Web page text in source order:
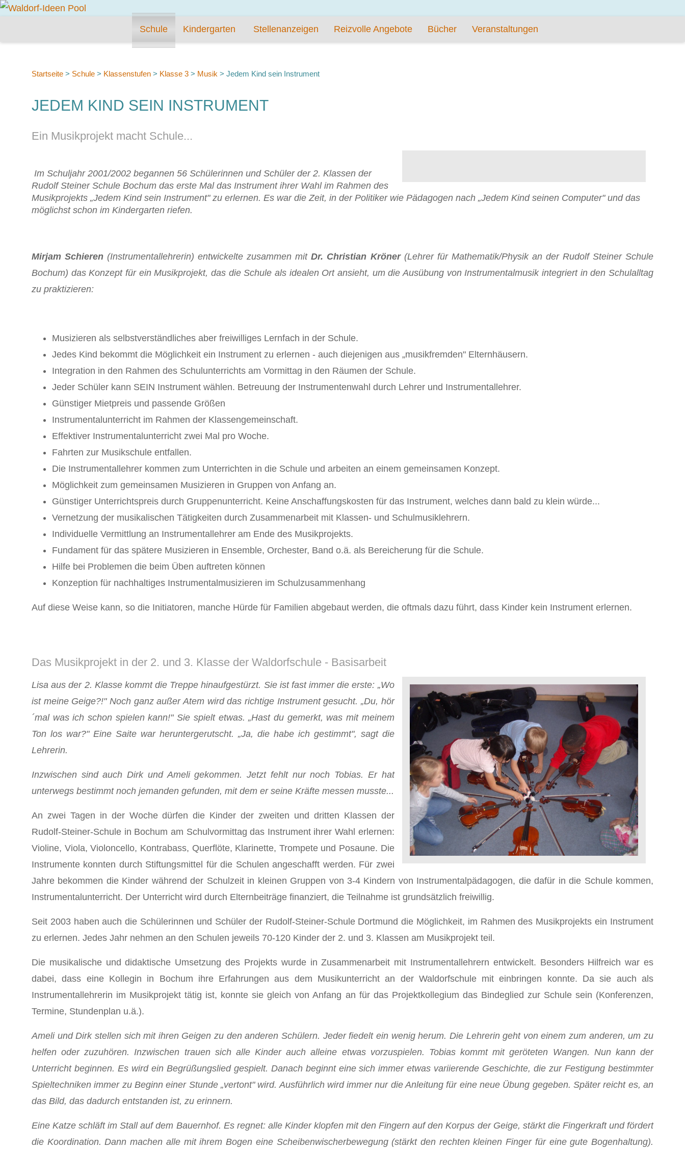
Schule Kindergarten Stellenanzeigen Reizvolle Angebote Bücher Veranstaltungen
Startseite > Schule > Klassenstufen > Klasse 3 > Musik > Jedem Kind sein Instrument
JEDEM KIND SEIN INSTRUMENT
Ein Musikprojekt macht Schule...
Im Schuljahr 2001/2002 begannen 56 Schülerinnen und Schüler der 2. Klassen der
Rudolf Steiner Schule Bochum das erste Mal das Instrument ihrer Wahl im Rahmen des
Musikprojekts „Jedem Kind sein Instrument" zu erlernen. Es war die Zeit, in der Politiker wie Pädagogen nach „Jedem Kind seinen Computer" und das
möglichst schon im Kindergarten riefen.
Mirjam Schieren (Instrumentallehrerin) entwickelte zusammen mitDr. Christian Kröner(Lehrer für Mathematik/Physik an der Rudolf Steiner Schule
Bochum) das Konzept für ein Musikprojekt, das die Schule als idealen Ort ansieht, um die Ausübung von Instrumentalmusik integriert in den Schulalltag
zu praktizieren:
Musizieren als selbstverständliches aber freiwilliges Lernfach in der Schule.
Jedes Kind bekommt die Möglichkeit ein Instrument zu erlernen - auch diejenigen aus „musikfremden" Elternhäusern.
Integration in den Rahmen des Schulunterrichts am Vormittag in den Räumen der Schule.
Jeder Schüler kann SEIN Instrument wählen. Betreuung der Instrumentenwahl durch Lehrer und Instrumentallehrer.
Günstiger Mietpreis und passende Größen
Instrumentalunterricht im Rahmen der Klassengemeinschaft.
Effektiver Instrumentalunterricht zwei Mal pro Woche.
Fahrten zur Musikschule entfallen.
Die Instrumentallehrer kommen zum Unterrichten in die Schule und arbeiten an einem gemeinsamen Konzept.
Möglichkeit zum gemeinsamen Musizieren in Gruppen von Anfang an.
Günstiger Unterrichtspreis durch Gruppenunterricht. Keine Anschaffungskosten für das Instrument, welches dann bald zu klein würde...
Vernetzung der musikalischen Tätigkeiten durch Zusammenarbeit mit Klassen- und Schulmusiklehrern.
Individuelle Vermittlung an Instrumentallehrer am Ende des Musikprojekts.
Fundament für das spätere Musizieren in Ensemble, Orchester, Band o.ä. als Bereicherung für die Schule.
Hilfe bei Problemen die beim Üben auftreten können
Konzeption für nachhaltiges Instrumentalmusizieren im Schulzusammenhang
Auf diese Weise kann, so die Initiatoren, manche Hürde für Familien abgebaut werden, die oftmals dazu führt, dass Kinder kein Instrument erlernen.
Das Musikprojekt in der 2. und 3. Klasse der Waldorfschule - Basisarbeit
Lisa aus der 2. Klasse kommt die Treppe hinaufgestürzt. Sie ist fast immer die erste: „Wo
ist meine Geige?!" Noch ganz außer Atem wird das richtige Instrument gesucht. „Du, hör
´mal was ich schon spielen kann!" Sie spielt etwas. „Hast du gemerkt, was mit meinem
Ton los war?" Eine Saite war heruntergerutscht. „Ja, die habe ich gestimmt", sagt die
Lehrerin.
Inzwischen sind auch Dirk und Ameli gekommen. Jetzt fehlt nur noch Tobias. Er hat
unterwegs bestimmt noch jemanden gefunden, mit dem er seine Kräfte messen musste...
An zwei Tagen in der Woche dürfen die Kinder der zweiten und dritten Klassen der
Rudolf-Steiner-Schule in Bochum am Schulvormittag das Instrument ihrer Wahl erlernen:
Violine, Viola, Violoncello, Kontrabass, Querflöte, Klarinette, Trompete und Posaune. Die
Instrumente konnten durch Stiftungsmittel für die Schulen angeschafft werden. Für zwei
Jahre bekommen die Kinder während der Schulzeit in kleinen Gruppen von 3-4 Kindern von Instrumentalpädagogen, die dafür in die Schule kommen,
Instrumentalunterricht. Der Unterricht wird durch Elternbeiträge finanziert, die Teilnahme ist grundsätzlich freiwillig.
Seit 2003 haben auch die Schülerinnen und Schüler der Rudolf-Steiner-Schule Dortmund die Möglichkeit, im Rahmen des Musikprojekts ein Instrument
zu erlernen. Jedes Jahr nehmen an den Schulen jeweils 70-120 Kinder der 2. und 3. Klassen am Musikprojekt teil.
Die musikalische und didaktische Umsetzung des Projekts wurde in Zusammenarbeit mit Instrumentallehrern entwickelt. Besonders Hilfreich war es
dabei, dass eine Kollegin in Bochum ihre Erfahrungen aus dem Musikunterricht an der Waldorfschule mit einbringen konnte. Da sie auch als
Instrumentallehrerin im Musikprojekt tätig ist, konnte sie gleich von Anfang an für das Projektkollegium das Bindeglied zur Schule sein (Konferenzen,
Termine, Stundenplan u.ä.).
Ameli und Dirk stellen sich mit ihren Geigen zu den anderen Schülern. Jeder fiedelt ein wenig herum. Die Lehrerin geht von einem zum anderen, um zu
helfen oder zuzuhören. Inzwischen trauen sich alle Kinder auch alleine etwas vorzuspielen. Tobias kommt mit geröteten Wangen. Nun kann der
Unterricht beginnen. Es wird ein Begrüßungslied gespielt. Danach beginnt eine sich immer etwas variierende Geschichte, die zur Festigung bestimmter
Spieltechniken immer zu Beginn einer Stunde „vertont" wird. Ausführlich wird immer nur die Anleitung für eine neue Übung gegeben. Später reicht es, an
das Bild, das dadurch entstanden ist, zu erinnern.
Eine Katze schläft im Stall auf dem Bauernhof. Es regnet: alle Kinder klopfen mit den Fingern auf den Korpus der Geige, stärkt die Fingerkraft und fördert
die Koordination. Dann machen alle mit ihrem Bogen eine Scheibenwischerbewegung (stärkt den rechten kleinen Finger für eine gute Bogenhaltung).